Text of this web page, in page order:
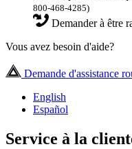
800-468-4285)
Demander à être
Vous avez besoin d'aide?
Demande d'assistance
English
Español
Service à la